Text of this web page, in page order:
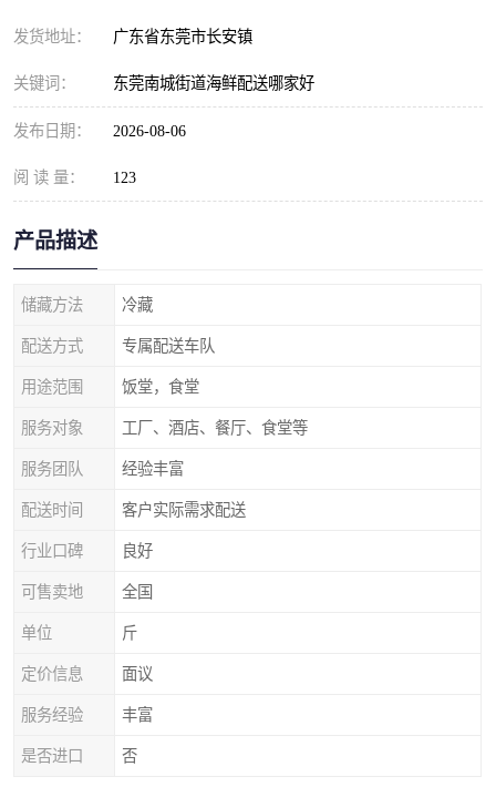
发货地址： 广东省东莞市长安镇
关键词： 东莞南城街道海鲜配送哪家好
发布日期： 2026-08-06
阅 读 量： 123
产品描述
储藏方法 冷藏
配送方式 专属配送车队
用途范围 饭堂，食堂
服务对象 工厂、酒店、餐厅、食堂等
服务团队 经验丰富
配送时间 客户实际需求配送
行业口碑 良好
可售卖地 全国
单位 斤
定价信息 面议
服务经验 丰富
是否进口 否